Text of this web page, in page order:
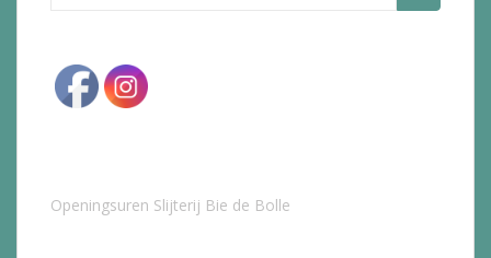
Openingsuren Slijterij Bie de Bolle